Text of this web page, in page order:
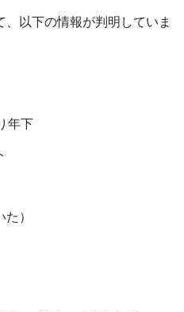
以下の情報が判明していま
年下
）